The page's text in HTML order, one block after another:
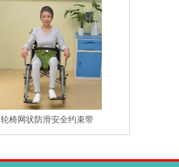
轮椅网状防滑安全约束带